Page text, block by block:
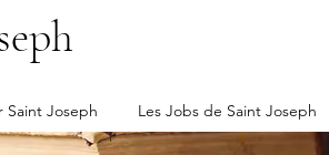
Saint Joseph Les Jobs de Saint Joseph